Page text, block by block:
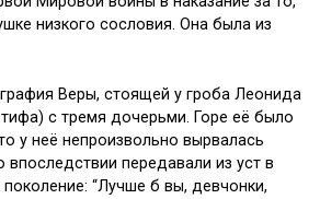
низкого сословия. Она была из
Веры, стоящей у гроба Леонида
с тремя дочерьми. Горе её было
у неё непроизвольно вырвалась
передавали из уст в
поколение: “Лучше б вы, девчонки,